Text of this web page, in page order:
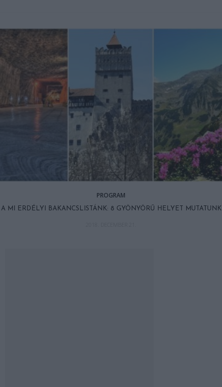
PROGRAM
A MI ERDÉLYI BAKANCSLISTÁNK: 8 GYÖNYÖRŰ HELYET MUTATUNK